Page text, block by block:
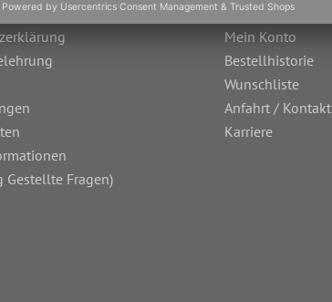
Gestellte Fragen)
Mein Konto
Bestellhistorie
Wunschliste
Anfahrt / Kontakt
Karriere